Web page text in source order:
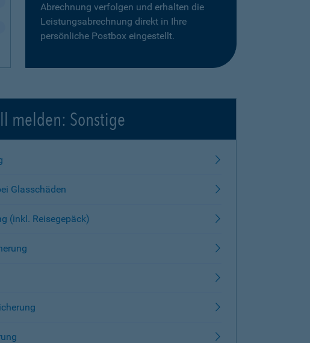
Abrechnung verfolgen und erhalten die
Leistungsabrechnung direkt in Ihre
persönliche Postbox eingestellt.
melden: Sonstige
Glasschäden
(inkl. Reisegepäck)